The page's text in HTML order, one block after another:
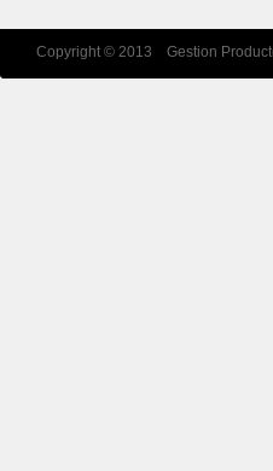
Copyright © 2013 Gestion